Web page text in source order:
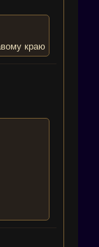
краю